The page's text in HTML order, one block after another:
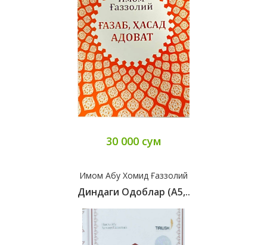
30 000 сум
Имом Абу Хомид Ғаззолий
Диндаги Одоблар (А5,..